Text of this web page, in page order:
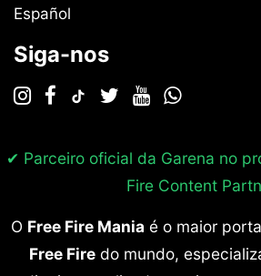
Español
Siga-nos
✔ Parceiro oficial da Garena no
Fire Content
O Free Fire Mania é o maior
Free Firedo mundo,